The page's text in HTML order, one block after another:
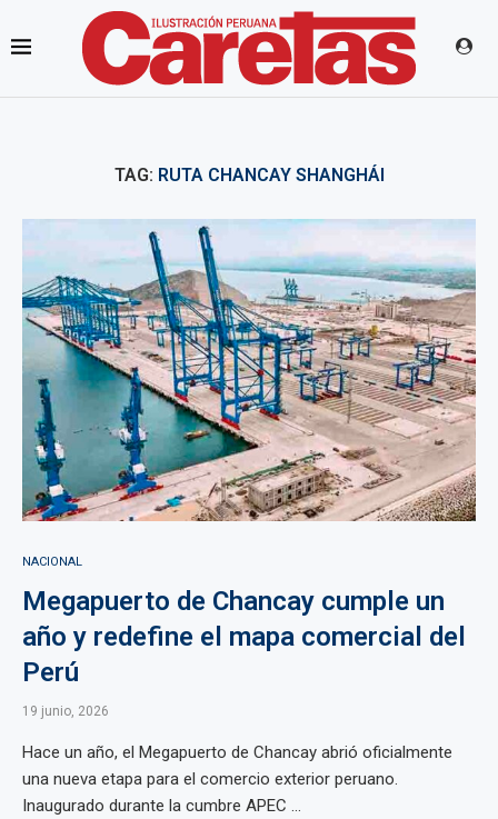
TAG: RUTA CHANCAY SHANGHÁI
NACIONAL
Megapuerto de Chancay cumple un
año y redefine el mapa comercial del
Perú
19 junio, 2026
Hace un año, el Megapuerto de Chancay abrió oficialmente
una nueva etapa para el comercio exterior peruano.
Inaugurado durante la cumbre APEC ...